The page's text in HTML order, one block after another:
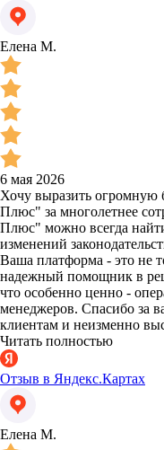
Елена М.
6 мая 2026
Хочу выразить огромную
Плюс" за многолетнее
Плюс" можно всегда
изменений
Ваша платформа - это не
надежный помощник в
что особенно ценно -
менеджеров. Спасибо за
клиентам и неизменно
Читать полностью
Отзыв в Яндекс.Картах
Елена М.